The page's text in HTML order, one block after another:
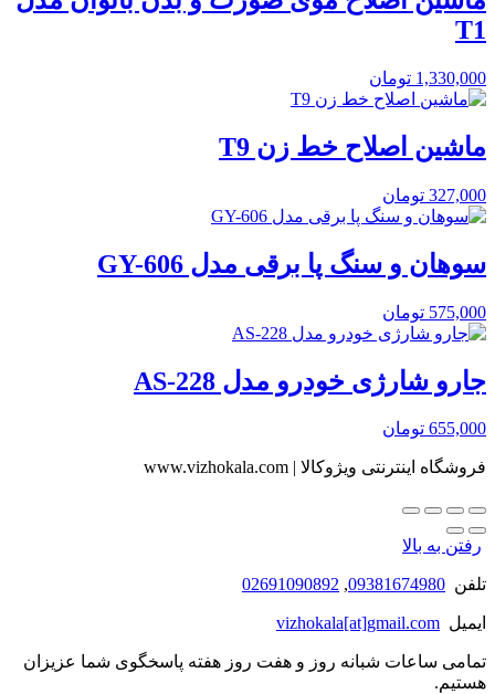
T1
1,330,000 تومان
ماشین اصلاح خط زن T9
327,000 تومان
سوهان و سنگ پا برقی مدل GY-606
575,000 تومان
جارو شارژی خودرو مدل AS-228
655,000 تومان
فروشگاه اینترنتی ویژوکالا | www.vizhokala.com
رفتن به بالا
تلفن 09381674980
,
02691090892
ایمیل vizhokala[at]gmail.com
تمامی ساعات شبانه روز و هفت روز هفته پاسخگوی شما عزیزان
هستیم.